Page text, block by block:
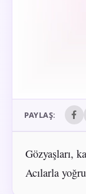
PAYLAŞ:
Gözyaşları,
Acılarla